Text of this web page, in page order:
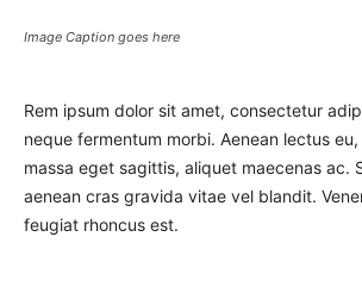
Image Caption goes here
Rem ipsum dolor sit amet, consectetur
neque fermentum morbi. Aenean lectus
massa eget sagittis, aliquet maecenas ac.
aenean cras gravida vitae vel blandit.
feugiat rhoncus est.